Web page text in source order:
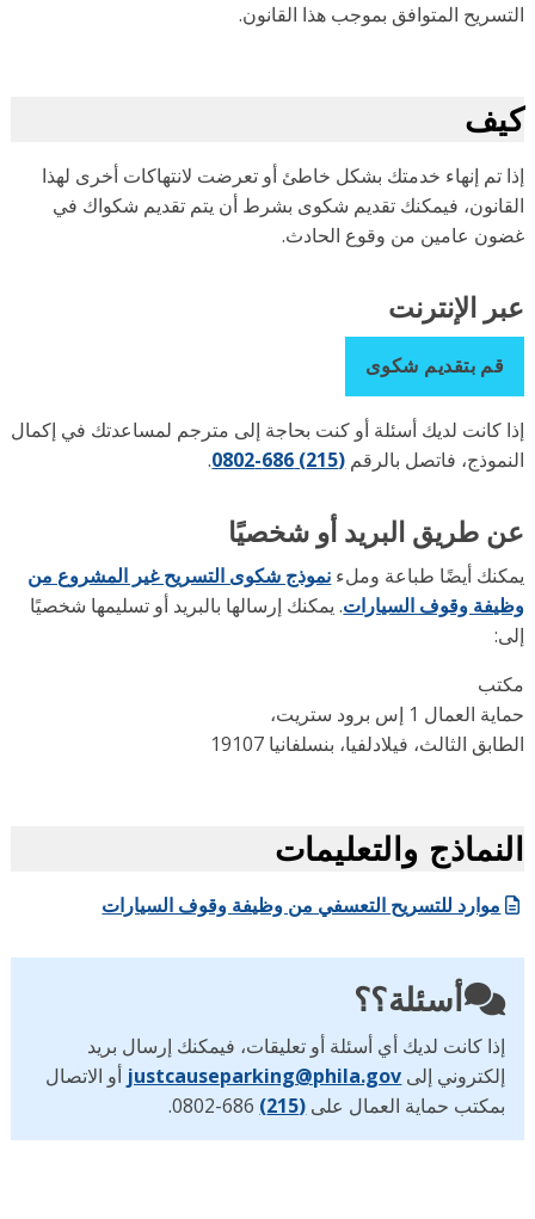
المتوافق بموجب هذا القانون.
تم إنهاء خدمتك بشكل خاطئ أو تعرضت لانتهاكات أخرى لهذا
فيمكنك تقديم شكوى بشرط أن يتم تقديم شكواك في
عامين من وقوع الحادث.
الإنترنت
قم بتقديم شكوى
كانت لديك أسئلة أو كنت بحاجة إلى مترجم لمساعدتك في إكمال
فاتصل بالرقم (215) 686-0802
.
طريق البريد أو شخصيًا
أيضًا طباعة وملءنموذج شكوى التسريح غير المشروع من
وقوف السيارات. يمكنك إرسالها بالبريد أو تسليمها شخصيًا
العمال 1 إس برود ستريت،
الثالث، فيلادلفيا، بنسلفانيا 19107
والتعليمات
موارد للتسريح التعسفي من وظيفة وقوف السيارات
أسئلة؟؟
إذا كانت لديك أي أسئلة أو تعليقات، فيمكنك إرسال بريد
إلكتروني إلىjustcauseparking@phila.govأو الاتصال
بمكتب حماية العمال على(215)
686-0802.